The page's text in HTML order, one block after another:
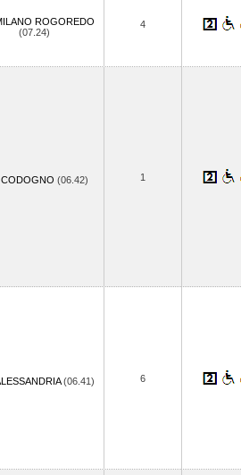
ROGOREDO
(07.24)
4
CODOGNO (06.42) 1
(06.41) 6